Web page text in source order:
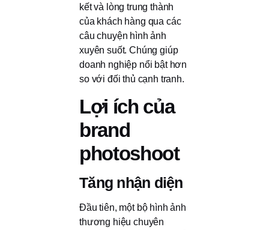
kết và lòng trung thành
của khách hàng qua các
câu chuyện hình ảnh
xuyên suốt. Chúng giúp
doanh nghiệp nổi bật hơn
so với đối thủ cạnh tranh.
Lợi ích của
brand
photoshoot
Tăng nhận diện
Đầu tiên, một bộ hình ảnh
thương hiệu chuyên